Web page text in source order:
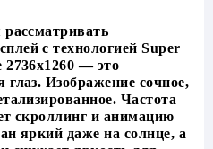
с технологией Super
2736x1260 — это
Изображение сочное,
Частота
скроллинг и анимацию
яркий даже на солнце, а